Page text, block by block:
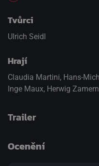
Tvůrci
Ulrich Seidl
Hrají
Claudia Martini, Hans-
Inge Maux, Herwig
Trailer
Ocenění